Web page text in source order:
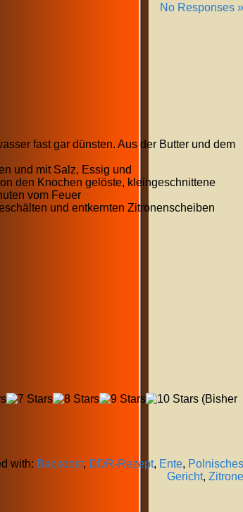
No Responses »
fast gar dünsten. Aus der Butter und dem
und mit Salz, Essig und
den Knochen gelöste, kleingeschnittene
vom Feuer
und entkernten Zitronenscheiben
(Bisher
with: Backobst, DDR-Rezept, Ente, Polnisches
Gericht, Zitrone